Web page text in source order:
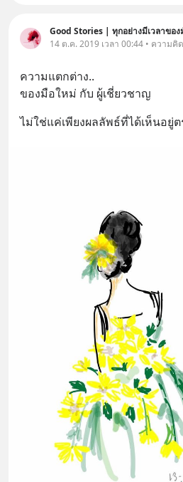
Good Stories | ทุกอย่างมีเวลาขอ
14 ต.ค. 2019 เวลา 00:44 • ความคิ
ความแตกต่าง..
ของมือใหม่ กับ ผู้เชี่ยวชาญ
ไม่ใช่แค่เพียงผลลัพธ์ที่ได้เห็นอยู่